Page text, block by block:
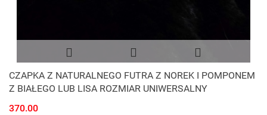
CZAPKA Z NATURALNEGO FUTRA Z NOREK I POMPONEM
Z BIAŁEGO LUB LISA ROZMIAR UNIWERSALNY
370.00